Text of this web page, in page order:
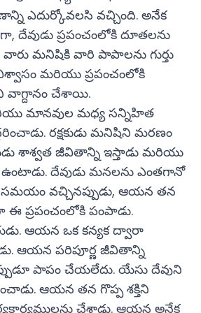
ఎదుర్కోవలసి వచ్చింది. అనేక
దేవుడు ప్రపంచంలోకి దూతలను
వారు మనిషికి వారి పాపాలను గుర్తు
మరియు ప్రపంచంలోకి
వాగ్దానం చేశాయి.
మరియు మానవుల మధ్య సన్నిహిత
రక్షకుడు మనిషిని మరణం
శాశ్వత జీవితాన్ని ఇస్తాడు మరియు
దేవుడు మనలను ఎంతగానో
సమయం వచ్చినప్పుడు, ఆయన తన
ఈ ప్రపంచంలోకి పంపాడు.
ఆయన ఒక కన్యక ద్వారా
ఆయన పరిపూర్ణ జీవితాన్ని
పాపం చేయలేదు. యేసు దేవుని
ఆయన తన గొప్ప శక్తిని
చేశాడు. ఆయన అనేక